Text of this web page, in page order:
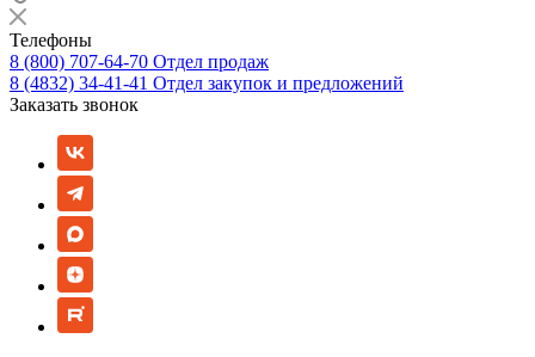
Телефоны
8 (800) 707-64-70 Отдел продаж
8 (4832) 34-41-41 Отдел закупок и предложений
Заказать звонок